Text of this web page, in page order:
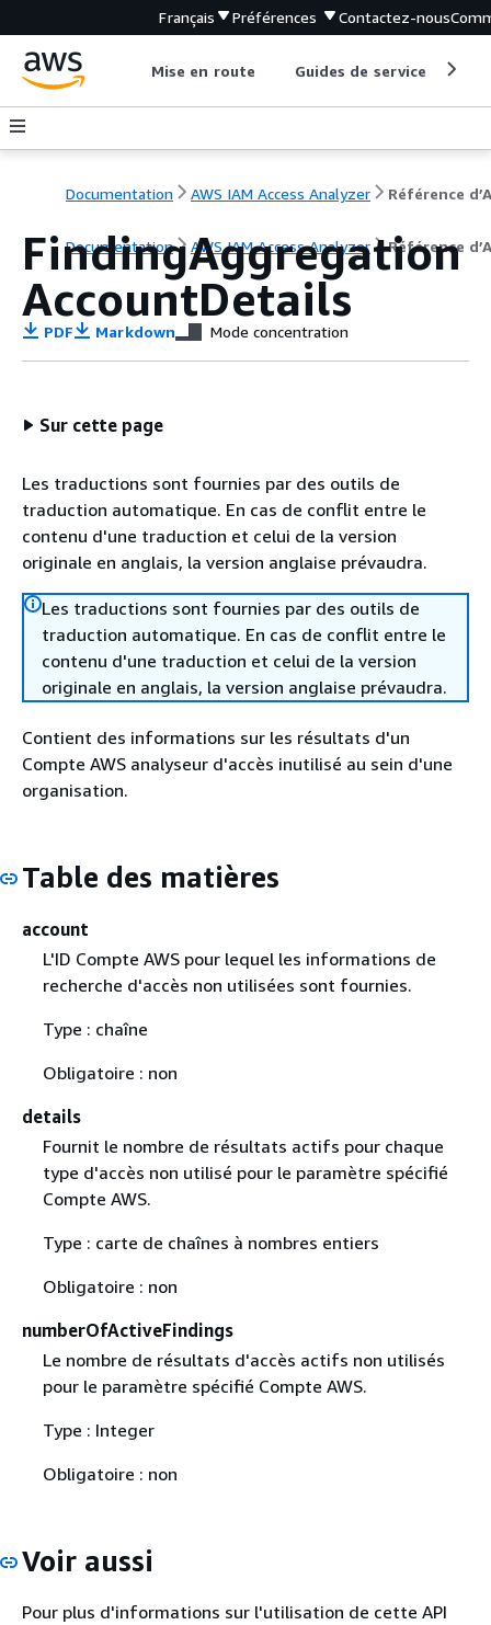
Français Préférences Contactez-nous
Mise en route Guides de service
Documentation AWS IAM Access Analyzer Référence
Documentation AWS IAM Access Analyzer Référence
FindingAggregation
AccountDetails
PDF Markdown Mode concentration
Sur cette page
Les traductions sont fournies par des outils de
traduction automatique. En cas de conflit entre le
contenu d'une traduction et celui de la version
originale en anglais, la version anglaise prévaudra.
Les traductions sont fournies par des outils de
traduction automatique. En cas de conflit entre le
contenu d'une traduction et celui de la version
originale en anglais, la version anglaise prévaudra.
Contient des informations sur les résultats d'un
Compte AWS analyseur d'accès inutilisé au sein d'une
organisation.
Table des matières
account
L'ID Compte AWS pour lequel les informations de
recherche d'accès non utilisées sont fournies.
Type : chaîne
Obligatoire : non
details
Fournit le nombre de résultats actifs pour chaque
type d'accès non utilisé pour le paramètre spécifié
Compte AWS.
Type : carte de chaînes à nombres entiers
Obligatoire : non
numberOfActiveFindings
Le nombre de résultats d'accès actifs non utilisés
pour le paramètre spécifié Compte AWS.
Type : Integer
Obligatoire : non
Voir aussi
Pour plus d'informations sur l'utilisation de cette API